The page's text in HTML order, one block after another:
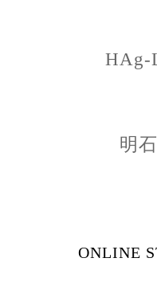
HAg-
明石
ONLINE